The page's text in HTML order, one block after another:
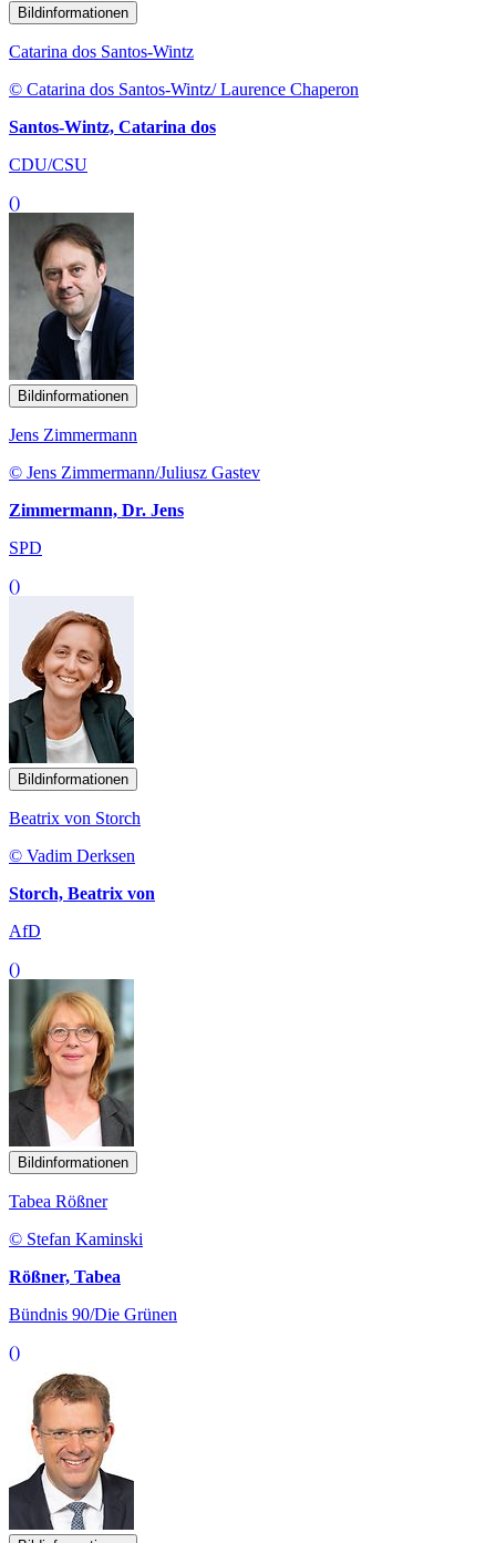
Bildinformationen
Catarina dos Santos-Wintz
© Catarina dos Santos-Wintz/ Laurence Chaperon
Santos-Wintz, Catarina dos
CDU/CSU
()
Bildinformationen
Jens Zimmermann
© Jens Zimmermann/Juliusz Gastev
Zimmermann, Dr. Jens
SPD
()
Bildinformationen
Beatrix von Storch
© Vadim Derksen
Storch, Beatrix von
AfD
()
Bildinformationen
Tabea Rößner
© Stefan Kaminski
Rößner, Tabea
Bündnis 90/Die Grünen
()